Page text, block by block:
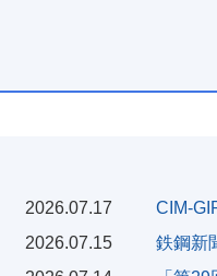
2026.07.17
CIM-
2026.07.15
鉄鋼新